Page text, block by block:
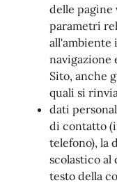
delle pagine
parametri
all'ambiente
navigazione
Sito, anche
quali si
dati
di contatto
telefono), la
scolastico al
testo della